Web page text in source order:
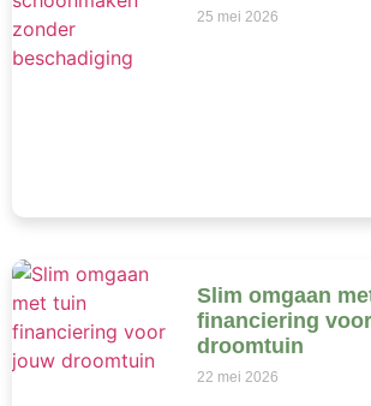
25 mei 2026
Slim omgaan
financiering
droomtuin
22 mei 2026